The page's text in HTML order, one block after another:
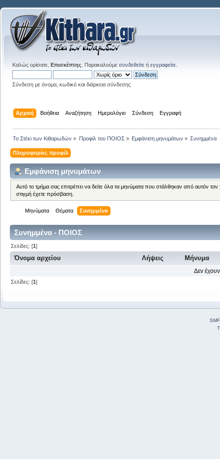
Καλώς ορίσατε, Επισκέπτης . Παρακαλούμε συνδεθείτε ή εγγραφείτε
Σύνδεση με όνομα, κωδικό και διάρκεια σύνδεσης
Αρχική Βοήθεια Αναζήτηση Ημερολόγιο Σύνδεση Εγγραφή
Το Στέκι των Κιθαρωδών » Προφίλ του ΠΟΙΟΣ » Εμφάνιση μηνυμάτων » Συνημμένα
Πληροφορίες προφίλ
Εμφάνιση μηνυμάτων
Αυτό το τμήμα σας επιτρέπει να δείτε όλα τα μηνύματα που στάλθηκαν από αυτόν
στιγμή έχετε πρόσβαση.
Μηνύματα Θέματα Συνημμένα
Συνημμένα - ΠΟΙΟΣ
Σελίδες: [1]
Όνομα αρχείου Λήψεις Μήνυμα
Δεν
Σελίδες: [1]